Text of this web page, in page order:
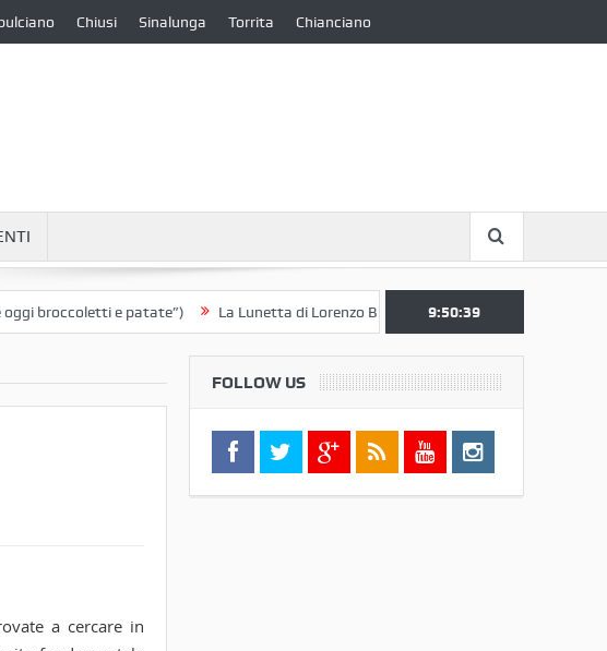
Chiusi Sinalunga Torrita Chianciano
e patate”) La Lunetta di Lorenzo Berrettini lascia il Convento di S. Chiara per
9:50:40
a cercare in
FOLLOW US